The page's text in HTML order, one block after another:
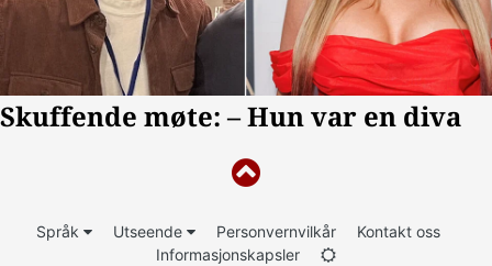
Språk Utseende Personvernvilkår
Kontakt oss
Informasjonskapsler